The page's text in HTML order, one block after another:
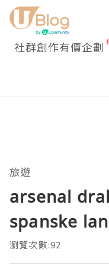
社群創作有價企劃
旅遊
arsenal
spanske
瀏覽次數:92